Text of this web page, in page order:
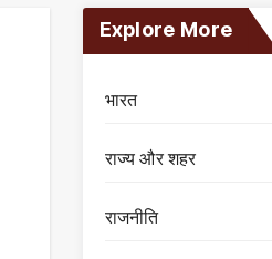
Explore More
भारत
राज्य और शहर
राजनीति